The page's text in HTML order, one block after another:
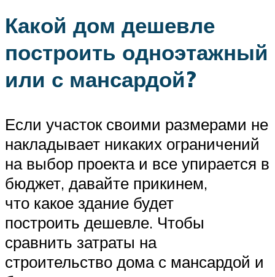
Какой дом дешевле
построить одноэтажный
или с мансардой?
Если участок своими размерами не
накладывает никаких ограничений
на выбор проекта и все упирается в
бюджет, давайте прикинем,
что какое здание будет
построить дешевле. Чтобы
сравнить затраты на
строительство дома с мансардой и